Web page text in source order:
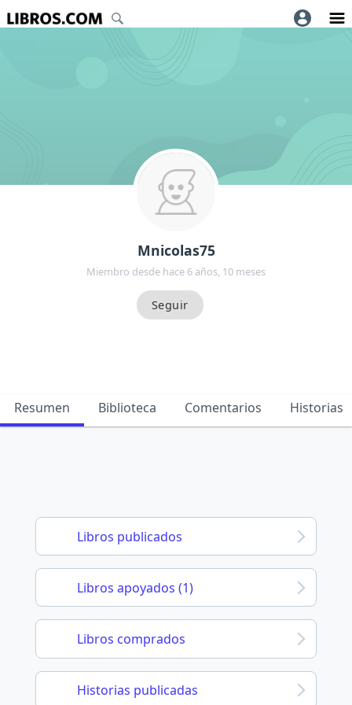
Mnicolas75
Miembro desde hace 6 años, 10 meses
Resumen Biblioteca Comentarios Historias
Libros publicados
Libros apoyados (1)
Libros comprados
Historias publicadas